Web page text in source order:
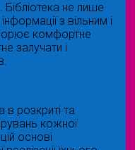
Бібліотека не лише
з вільним і
комфортне
залучати і
розкриті та
кожної
основі